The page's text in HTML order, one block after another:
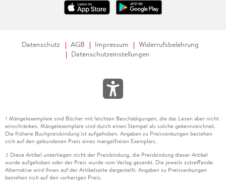
Datenschutz AGB Impressum
Widerrufsbelehrung
Datenschutzeinstellungen
1 Mängelexemplare sind Bücher mit leichten Beschädigungen, die das Lesen aber nicht
einschränken. Mängelexemplare sind durch einen Stempel als solche gekennzeichnet.
Die frühere Buchpreisbindung ist aufgehoben. Angaben zu Preissenkungen beziehen
sich auf den gebundenen Preis eines mangelfreien Exemplars.
2 Diese Artikel unterliegen nicht der Preisbindung, die Preisbindung dieser Artikel
wurde aufgehoben oder der Preis wurde vom Verlag gesenkt. Die jeweils zutreffende
Alternative wird Ihnen auf der Artikelseite dargestellt. Angaben zu Preissenkungen
beziehen sich auf den vorherigen Preis.